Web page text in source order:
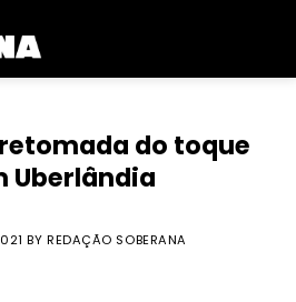
do toque
Uberlândia
BY REDAÇÃO SOBERANA